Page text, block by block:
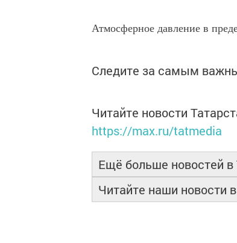
Атмосферное давление в
Следите за самым
Читайте новости
https://max.ru/tatmedia
Ещё больше новостей в
Читайте наши новости